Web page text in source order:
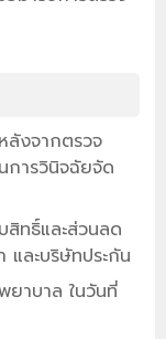
ลังจากตรวจ
การวินิจฉัยจัด
สิทธิ์และส่วนลด
ละบริษัทประกัน
ยาบาล ในวันที่